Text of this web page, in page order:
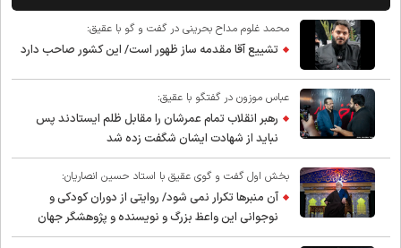
محمد غلوم مداح بحرینی در گفت و گو با عقیق:
تشییع آقا مقدمه ساز ظهور است/ این کشور صاحب دارد
عباس موزون در گفتگو با عقیق:
رهبر انقلاب تمام عمرشان را مقابل ظلم ایستادند پس
نباید از شهادت ایشان شگفت زده شد
بخش اول گفت و گوی عقیق با استاد حسین انصاریان:
آن منبرها تکرار نمی شود/ روایتی از دوران کودکی و
نوجوانی این واعظ بزرگ و نویسنده و پژوهشگر جهان
اسلام